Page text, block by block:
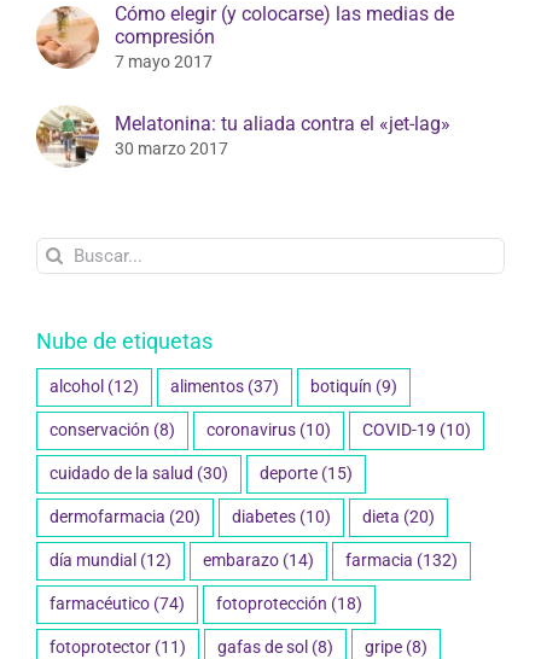
Cómo elegir (y colocarse) las medias de
compresión
7 mayo 2017
Melatonina: tu aliada contra el «jet-lag»
30 marzo 2017
Buscar:
Nube de etiquetas
alcohol (12) alimentos (37) botiquín (9)
conservación (8) coronavirus (10) COVID-19 (10)
cuidado de la salud (30) deporte (15)
dermofarmacia (20) diabetes (10) dieta (20)
día mundial (12) embarazo (14) farmacia (132)
farmacéutico (74) fotoprotección (18)
fotoprotector (11) gafas de sol (8) gripe (8)